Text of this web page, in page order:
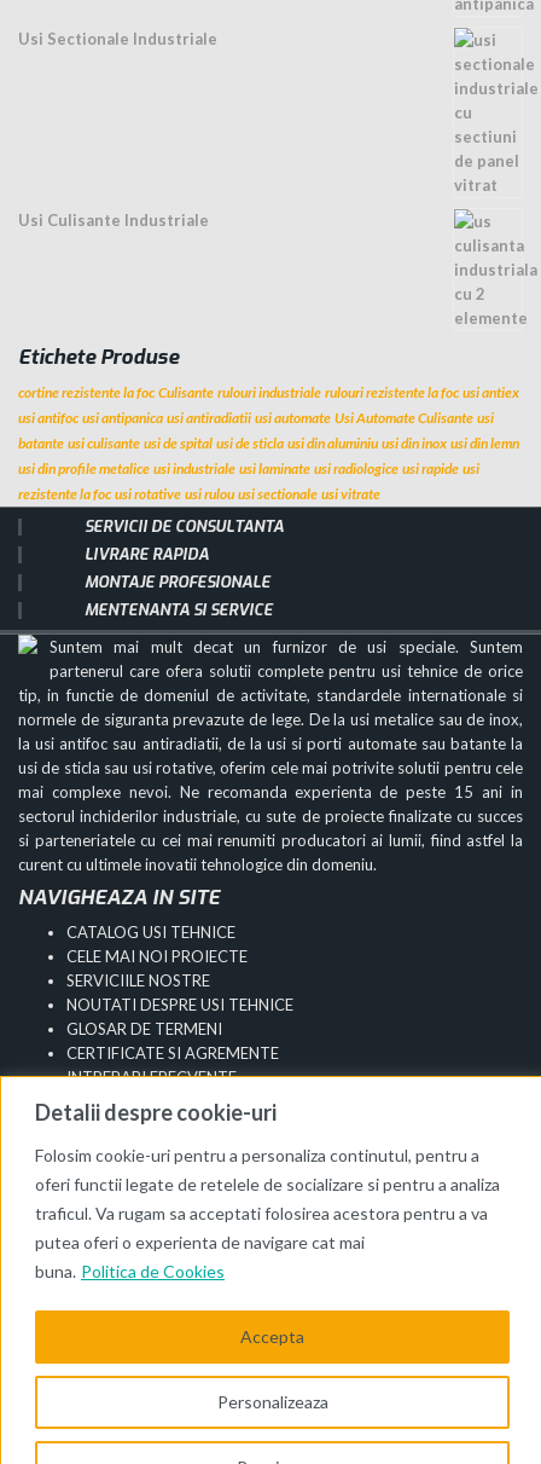
Detalii despre cookie-uri
Folosim cookie-uri pentru a personaliza continutul, pentru a
oferi functii legate de retelele de socializare si pentru a analiza
traficul. Va rugam sa acceptati folosirea acestora pentru a va
putea oferi o experienta de navigare cat mai
buna. Politica de Cookies
Personalizeaza
Accepta
Usi Sectionale Industriale
Usi Culisante Industriale
Etichete Produse
cortine rezistente la foc Culisante rulouri industriale rulouri rezistente la foc usi antiex
usi antifoc usi antipanica usi antiradiatii usi automate Usi Automate Culisante usi
batante usi culisante usi de spital usi de sticla usi din aluminiu usi din inox usi din lemn
usi din profile metalice usi industriale usi laminate usi radiologice usi rapide usi
rezistente la foc usi rotative usi rulou usi sectionale usi vitrate
SERVICII DE CONSULTANTA
LIVRARE RAPIDA
MONTAJE PROFESIONALE
MENTENANTA SI SERVICE
Suntem mai mult decat un furnizor de usi speciale. Suntem
partenerul care ofera solutii complete pentru usi tehnice de orice
tip, in functie de domeniul de activitate, standardele internationale si
normele de siguranta prevazute de lege. De la usi metalice sau de inox,
la usi antifoc sau antiradiatii, de la usi si porti automate sau batante la
usi de sticla sau usi rotative, oferim cele mai potrivite solutii pentru cele
mai complexe nevoi. Ne recomanda experienta de peste 15 ani in
sectorul inchiderilor industriale, cu sute de proiecte finalizate cu succes
si parteneriatele cu cei mai renumiti producatori ai lumii, fiind astfel la
curent cu ultimele inovatii tehnologice din domeniu.
NAVIGHEAZA IN SITE
CATALOG USI TEHNICE
CELE MAI NOI PROIECTE
SERVICIILE NOSTRE
NOUTATI DESPRE USI TEHNICE
GLOSAR DE TERMENI
CERTIFICATE SI AGREMENTE
INTREBARI FRECVENTE
SITEMAP
Termeni si Conditii
Confidentialitate
Politica de Cookies
Informatii de Contact
Mobil: +40 752 032 067
Vezi mai multe detalii